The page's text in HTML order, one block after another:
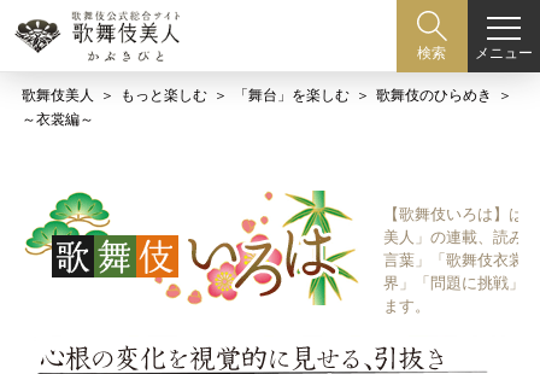
検索 メニュー
歌舞伎美人 もっと楽しむ 「舞台」を楽しむ
歌舞伎のひらめき
～衣裳編～
【歌舞伎いろは】は
美人」の連載、読み
言葉」「歌舞伎衣裳
界」「問題に挑戦」
ます。